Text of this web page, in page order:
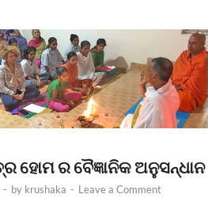
ହୋମ ର ବୈଜ୍ଞାନିକ ଅନୁସନ୍ଧାନ
- by krushaka - Leave a Comment